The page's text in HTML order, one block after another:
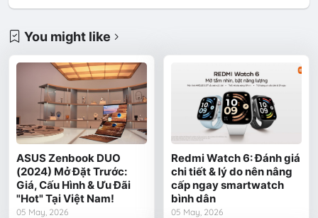
You might like
ASUS Zenbook DUO
(2024) Mở Đặt Trước:
Giá, Cấu Hình & Ưu Đãi
"Hot" Tại Việt Nam!
05 May, 2026
Redmi Watch 6: Đánh giá
chi tiết & lý do nên nâng
cấp ngay smartwatch
bình dân
05 May, 2026